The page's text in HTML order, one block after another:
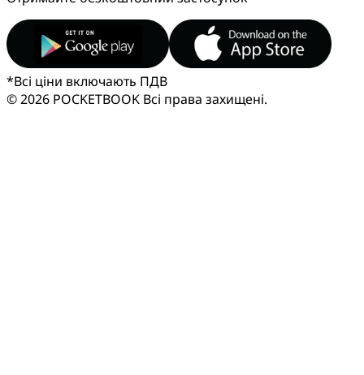
*Всі ціни включають ПДВ
© 2026 POCKETBOOK Всі права захищені.